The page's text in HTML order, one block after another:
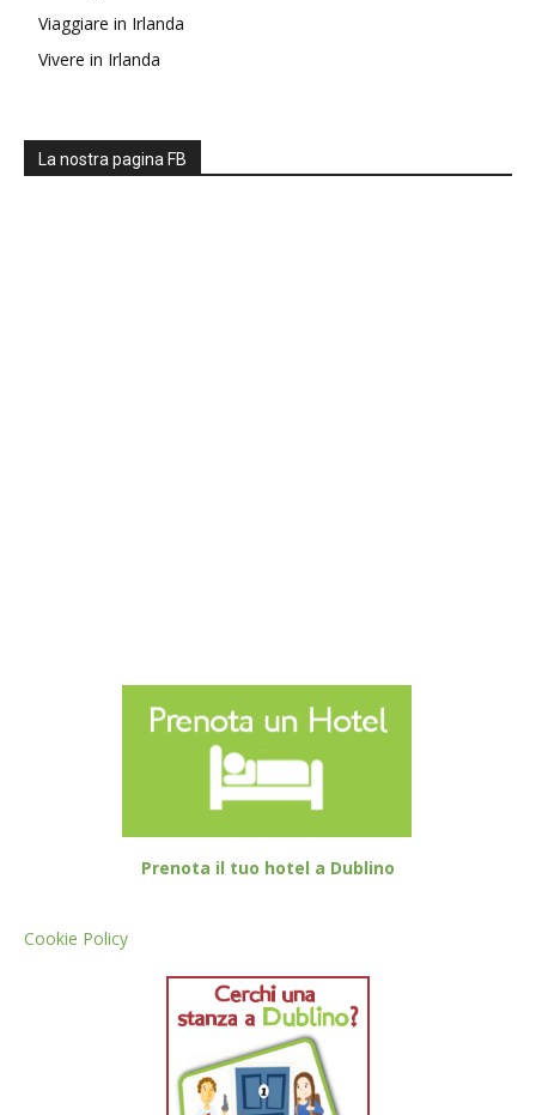
Viaggiare in Irlanda
Vivere in Irlanda
La nostra pagina FB
Prenota il tuo hotel a Dublino
Cookie Policy